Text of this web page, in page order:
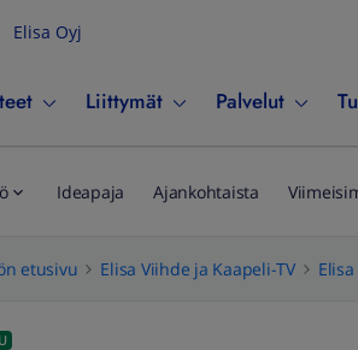
Elisa Oyj
Liittymät Palvelut
Ideapaja Ajankohtaista
etusivu Elisa Viihde ja Kaapeli-TV